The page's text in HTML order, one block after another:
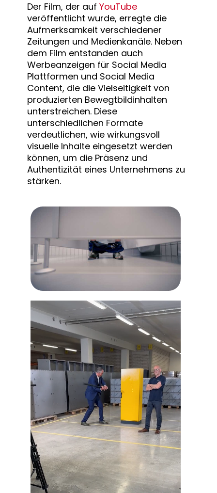
Der Film, der auf YouTube
veröffentlicht wurde, erregte die
Aufmerksamkeit verschiedener
Zeitungen und Medienkanäle. Neben
dem Film entstanden auch
Werbeanzeigen für Social Media
Plattformen und Social Media
Content, die die Vielseitigkeit von
produzierten Bewegtbildinhalten
unterstreichen. Diese
unterschiedlichen Formate
verdeutlichen, wie wirkungsvoll
visuelle Inhalte eingesetzt werden
können, um die Präsenz und
Authentizität eines Unternehmens zu
stärken.